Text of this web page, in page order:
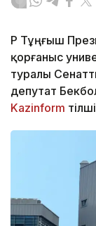
ҚР Тұңғыш
қорғаныс
туралы
депутат
Kazinform